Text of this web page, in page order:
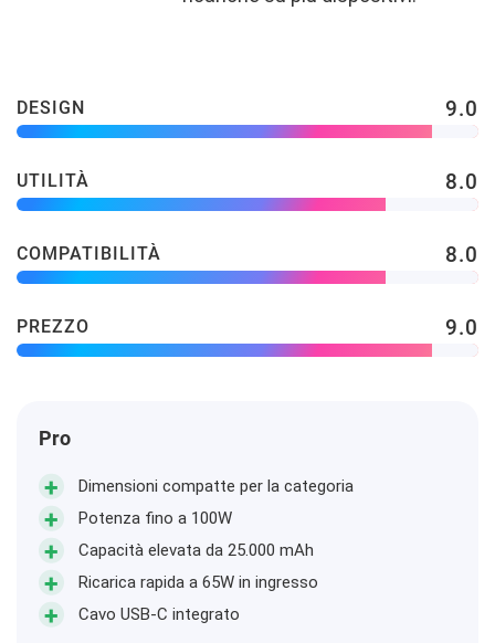
DESIGN 9.0
UTILITÀ 8.0
COMPATIBILITÀ 8.0
PREZZO 9.0
Pro
Dimensioni compatte per la categoria
Potenza fino a 100W
Capacità elevata da 25.000 mAh
Ricarica rapida a 65W in ingresso
Cavo USB-C integrato